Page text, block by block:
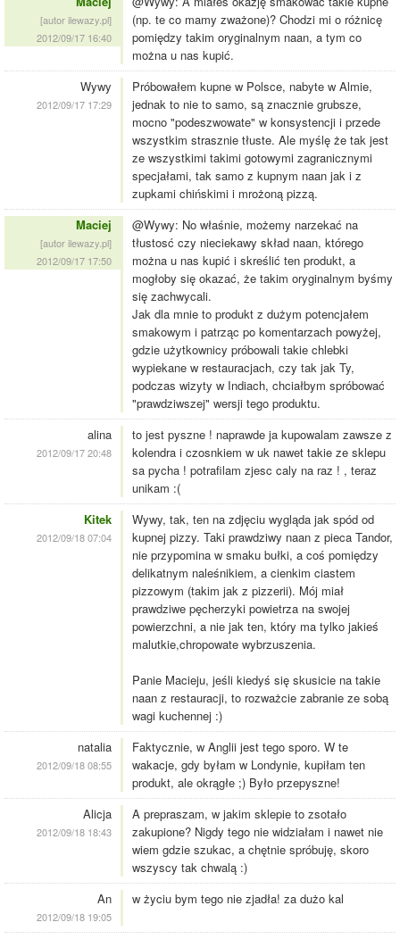
[autor ilewazy.pl]
2012/09/17 16:40
(np. te co mamy zważone)? Chodzi mi o różnicę
pomiędzy takim oryginalnym naan, a tym co
można u nas kupić.
Wywy
2012/09/17 17:29
Próbowałem kupne w Polsce, nabyte w Almie,
jednak to nie to samo, są znacznie grubsze,
mocno "podeszwowate" w konsystencji i przede
wszystkim strasznie tłuste. Ale myślę że tak jest
ze wszystkimi takimi gotowymi zagranicznymi
specjałami, tak samo z kupnym naan jak i z
zupkami chińskimi i mrożoną pizzą.
Maciej
[autor ilewazy.pl]
2012/09/17 17:50
@Wywy: No właśnie, możemy narzekać na
tłustosć czy nieciekawy skład naan, którego
można u nas kupić i skreślić ten produkt, a
mogłoby się okazać, że takim oryginalnym byśmy
się zachwycali.
Jak dla mnie to produkt z dużym potencjałem
smakowym i patrząc po komentarzach powyżej,
gdzie użytkownicy próbowali takie chlebki
wypiekane w restauracjach, czy tak jak Ty,
podczas wizyty w Indiach, chciałbym spróbować
"prawdziwszej" wersji tego produktu.
alina
2012/09/17 20:48
to jest pyszne ! naprawde ja kupowalam zawsze z
kolendra i czosnkiem w uk nawet takie ze sklepu
sa pycha ! potrafilam zjesc caly na raz ! , teraz
unikam :(
Kitek
2012/09/18 07:04
Wywy, tak, ten na zdjęciu wygląda jak spód od
kupnej pizzy. Taki prawdziwy naan z pieca Tandor,
nie przypomina w smaku bułki, a coś pomiędzy
delikatnym naleśnikiem, a cienkim ciastem
pizzowym (takim jak z pizzerii). Mój miał
prawdziwe pęcherzyki powietrza na swojej
powierzchni, a nie jak ten, który ma tylko jakieś
malutkie,chropowate wybrzuszenia.
Panie Macieju, jeśli kiedyś się skusicie na takie
naan z restauracji, to rozważcie zabranie ze sobą
wagi kuchennej :)
natalia
2012/09/18 08:55
Faktycznie, w Anglii jest tego sporo. W te
wakacje, gdy byłam w Londynie, kupiłam ten
produkt, ale okrągłe ;) Było przepyszne!
Alicja
2012/09/18 18:43
A prepraszam, w jakim sklepie to zsotało
zakupione? Nigdy tego nie widziałam i nawet nie
wiem gdzie szukac, a chętnie spróbuję, skoro
wszyscy tak chwalą :)
An
2012/09/18 19:05
w życiu bym tego nie zjadła! za dużo kal